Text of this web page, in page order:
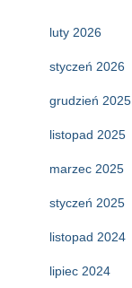
luty 2026
styczeń 2026
grudzień 2025
listopad 2025
marzec 2025
styczeń 2025
listopad 2024
lipiec 2024